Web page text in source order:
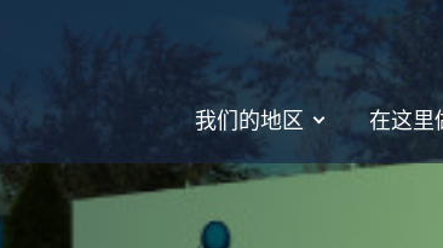
我们的地区 在这里